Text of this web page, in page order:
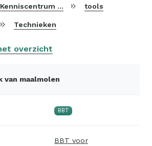
voor Beste Beschikbare Technieken tools
Technieken
overzicht
van maalmolen
BBT
BBT voor